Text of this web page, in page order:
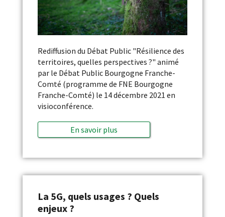
Rediffusion du Débat Public "Résilience des
territoires, quelles perspectives ?" animé
par le Débat Public Bourgogne Franche-
Comté (programme de FNE Bourgogne
Franche-Comté) le 14 décembre 2021 en
visioconférence.
En savoir plus
La 5G, quels usages ? Quels
enjeux ?